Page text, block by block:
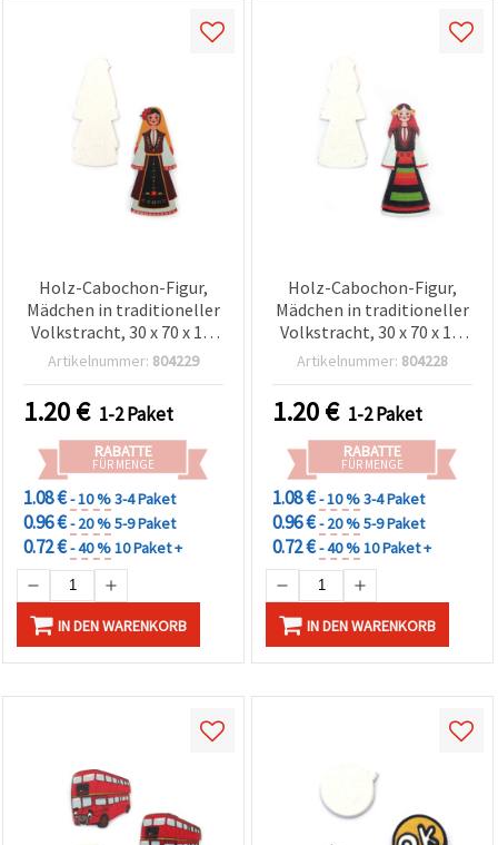
Holz-Cabochon-Figur,
Mädchen in traditioneller
Volkstracht, 30 x 70 x 1,5
mm - 5 Stück
Artikelnummer: 804229
1.20€ 1-2 Paket
RABATTE
FÜR MENGE
1.08 €- 10 %3-4 Paket
0.96 €- 20 %5-9 Paket
0.72 €- 40 %10 Paket +
IN DEN WARENKORB
Holz-Cabochon-Figur,
Mädchen in traditioneller
Volkstracht, 30 x 70 x 1,5
mm – 5 Stück
Artikelnummer: 804228
1.20€ 1-2 Paket
RABATTE
FÜR MENGE
1.08 €- 10 %3-4 Paket
0.96 €- 20 %5-9 Paket
0.72 €- 40 %10 Paket +
IN DEN WARENKORB